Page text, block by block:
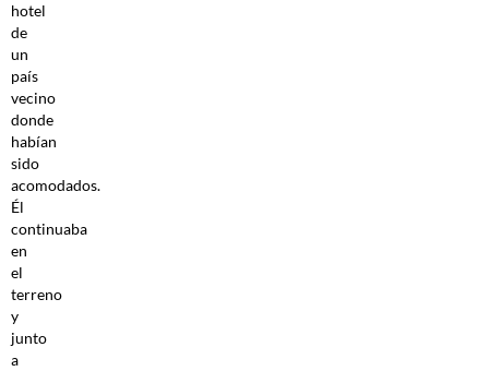
hotel
de
un
país
vecino
donde
habían
sido
acomodados.
Él
continuaba
en
el
terreno
y
junto
a